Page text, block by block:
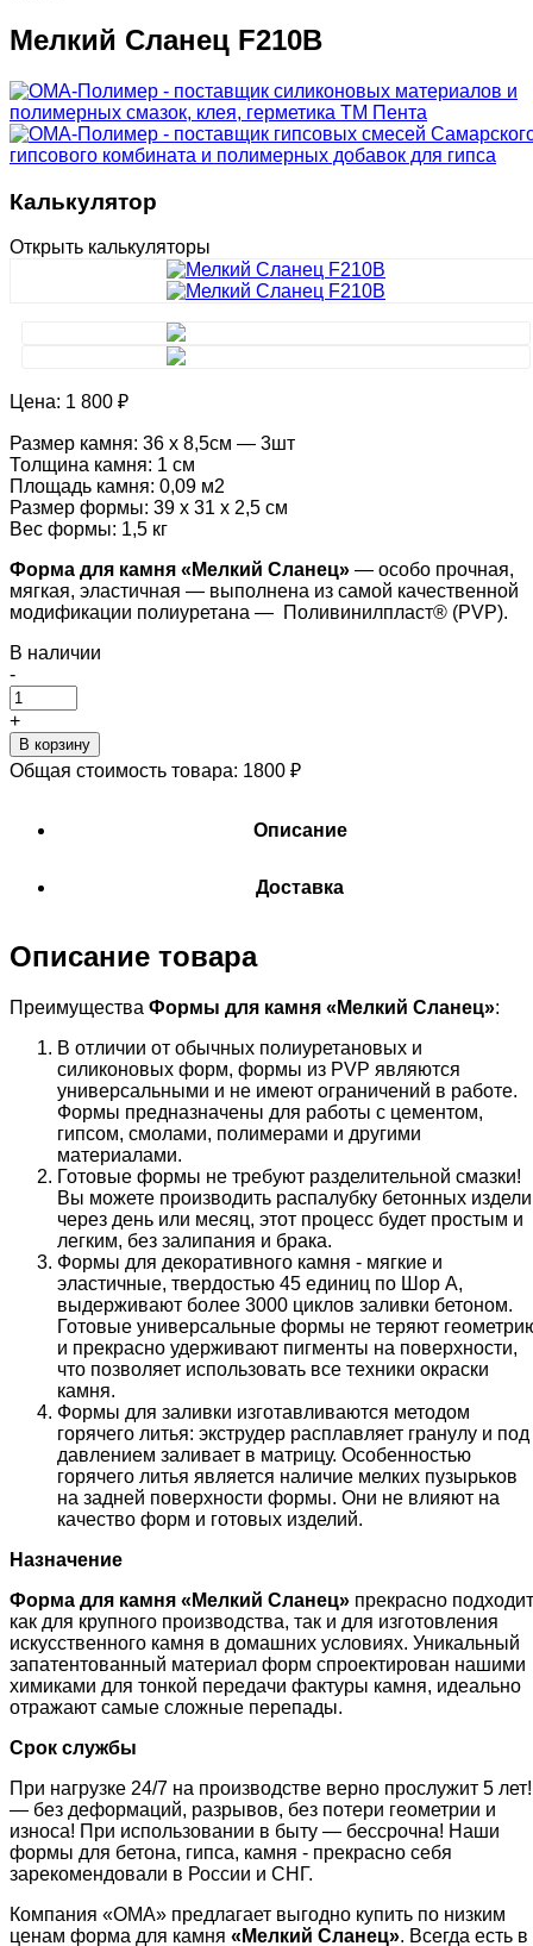
Мелкий Сланец F210B
Калькулятор
Открыть калькуляторы
Цена: 1 800 ₽
Размер камня: 36 х 8,5см — 3шт
Толщина камня: 1 см
Площадь камня: 0,09 м2
Размер формы: 39 х 31 х 2,5 см
Вес формы: 1,5 кг
Форма для камня « Мелкий Сланец» — особо прочная,
мягкая, эластичная — выполнена из самой качественной
модификации полиуретана — Поливинилпласт® (PVP).
В наличии
-
+
В корзину
Общая стоимость товара: 1800 ₽
Описание
Доставка
Описание товара
Преимущества Формы для камня « Мелкий Сланец»:
В отличии от обычных полиуретановых и
силиконовых форм, формы из PVP являются
универсальными и не имеют ограничений в работе.
Формы предназначены для работы с цементом,
гипсом, смолами, полимерами и другими
материалами.
Готовые формы не требуют разделительной смазки!
Вы можете производить распалубку бетонных
через день или месяц, этот процесс будет простым и
легким, без залипания и брака.
Формы для декоративного камня - мягкие и
эластичные, твердостью 45 единиц по Шор А,
выдерживают более 3000 циклов заливки бетоном.
Готовые универсальные формы не теряют
и прекрасно удерживают пигменты на поверхности,
что позволяет использовать все техники окраски
камня.
Формы для заливки изготавливаются методом
горячего литья: экструдер расплавляет гранулу и под
давлением заливает в матрицу. Особенностью
горячего литья является наличие мелких пузырьков
на задней поверхности формы. Они не влияют на
качество форм и готовых изделий.
Назначение
Форма для камня « Мелкий Сланец» прекрасно подходит
как для крупного производства, так и для изготовления
искусственного камня в домашних условиях. Уникальный
запатентованный материал форм спроектирован нашими
химиками для тонкой передачи фактуры камня, идеально
отражают самые сложные перепады.
Срок службы
При нагрузке 24/7 на производстве верно прослужит 5 лет!
— без деформаций, разрывов, без потери геометрии и
износа! При использовании в быту — бессрочна! Наши
формы для бетона, гипса, камня - прекрасно себя
зарекомендовали в России и СНГ.
Компания «ОМА» предлагает выгодно купить по низким
ценам форма для камня « Мелкий Сланец». Всегда есть в